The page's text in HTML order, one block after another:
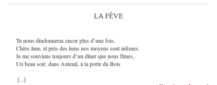
LA FÈVE
Tu nous dindonneras encor plus d’une fois,
Chère âme, et près des tiens nos moyens sont infimes.
Je me souviens toujours d’un dîner que nous fîmes,
Un beau soir, dans Auteuil, à la porte du Bois
[...]